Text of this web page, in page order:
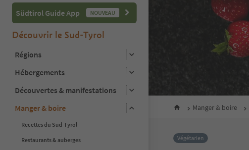
Südtirol Guide App NOUVEAU
Découvrir le Sud-Tyrol
Régions
Hébergements
Découvertes & manifestations
Manger & boire
Recettes du Sud-Tyrol
Restaurants & auberges
Manger & boire
Végétarien